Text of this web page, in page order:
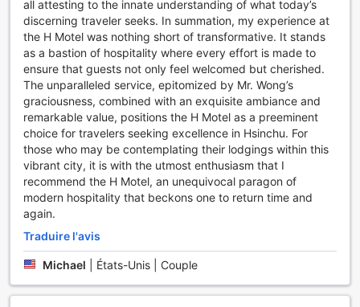
all attesting to the innate understanding of what today’s
discerning traveler seeks. In summation, my experience at
the H Motel was nothing short of transformative. It stands
as a bastion of hospitality where every effort is made to
ensure that guests not only feel welcomed but cherished.
The unparalleled service, epitomized by Mr. Wong’s
graciousness, combined with an exquisite ambiance and
remarkable value, positions the H Motel as a preeminent
choice for travelers seeking excellence in Hsinchu. For
those who may be contemplating their lodgings within this
vibrant city, it is with the utmost enthusiasm that I
recommend the H Motel, an unequivocal paragon of
modern hospitality that beckons one to return time and
again.
Traduire l'avis
Michael États-Unis | Couple